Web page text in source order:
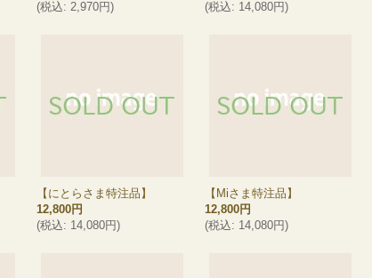
(税込: 2,970円)
(税込: 14,080円)
【にとらさま特注品】
12,800円
(税込: 14,080円)
【Miさま特注品】
12,800円
(税込: 14,080円)